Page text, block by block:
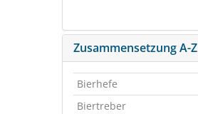
Zusammensetzung A-Z
Bierhefe
Biertreber